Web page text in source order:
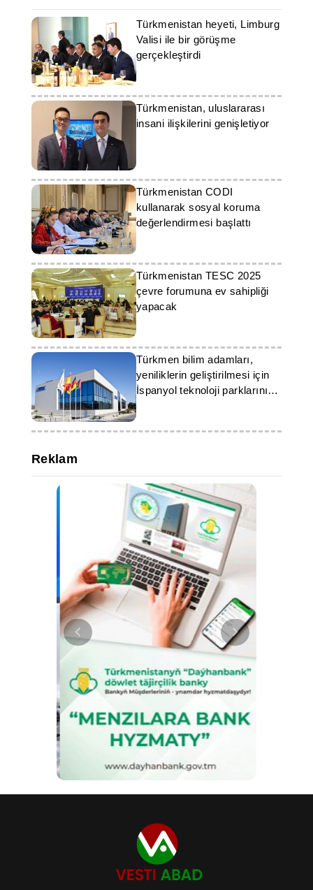
Türkmenistan heyeti, Limburg
Valisi ile bir görüşme
gerçekleştirdi
Türkmenistan, uluslararası
insani ilişkilerini genişletiyor
Türkmenistan CODI
kullanarak sosyal koruma
değerlendirmesi başlattı
Türkmenistan TESC 2025
çevre forumuna ev sahipliği
yapacak
Türkmen bilim adamları,
yeniliklerin geliştirilmesi için
İspanyol teknoloji parklarının
deneyimlerini inceledi
Reklam